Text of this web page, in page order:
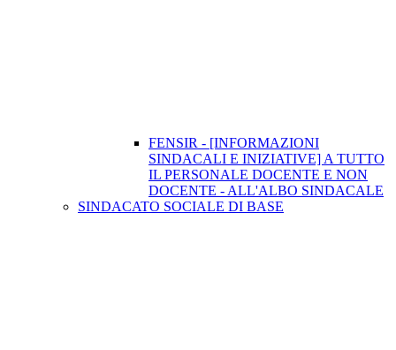
FENSIR - [INFORMAZIONI
SINDACALI E INIZIATIVE] A TUTTO
IL PERSONALE DOCENTE E NON
DOCENTE - ALL'ALBO SINDACALE
SINDACATO SOCIALE DI BASE